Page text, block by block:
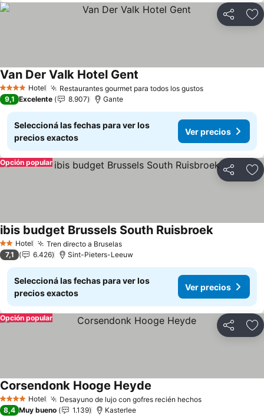
Compartir
4 EstrellasHotel Restaurantes gourmet para todos los gustosVer precios
Van Der Valk Hotel Gent
9,1 Excelente 8.907 Gante
Seleccioná las fechas para ver los
precios exactos
Ver precios
Compartir
Opción popular
2 Estrellas
Hotel Tren directo a BruselasVer precios
ibis budget Brussels South RuisbroekVer precios
7,1 6.426 Sint-Pieters-Leeuw
Seleccioná las fechas para ver los
precios exactos
Ver precios
Compartir
Opción popular
4 EstrellasHotel Desayuno de lujo con gofres recién hechosVer precios
Corsendonk Hooge Heyde
8,4 Muy bueno 1.139 Kasterlee